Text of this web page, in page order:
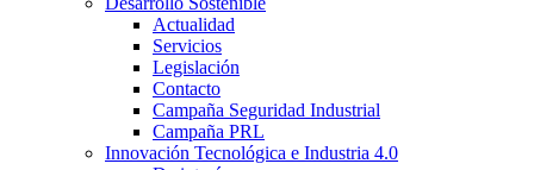
Actualidad
Servicios
Legislación
Contacto
Campaña Seguridad Industrial
Campaña PRL
Innovación Tecnológica e Industria 4.0